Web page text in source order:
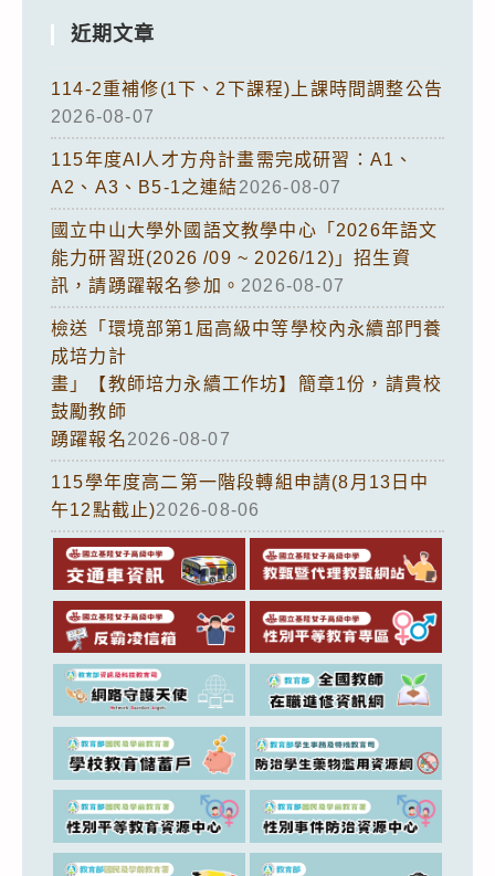
近期文章
114-2重補修(1下、2下課程)上課時間調整公告
2026-08-07
115年度AI人才方舟計畫需完成研習：A1、
A2、A3、B5-1之連結2026-08-07
國立中山大學外國語文教學中心「2026年語文
能力研習班(2026 /09 ~ 2026/12)」招生資
訊，請踴躍報名參加。 2026-08-07
檢送「環境部第1屆高級中等學校內永續部門養
成培力計
畫」【教師培力永續工作坊】簡章1份，請貴校
鼓勵教師
踴躍報名2026-08-07
115學年度高二第一階段轉組申請(8月13日中
午12點截止)2026-08-06